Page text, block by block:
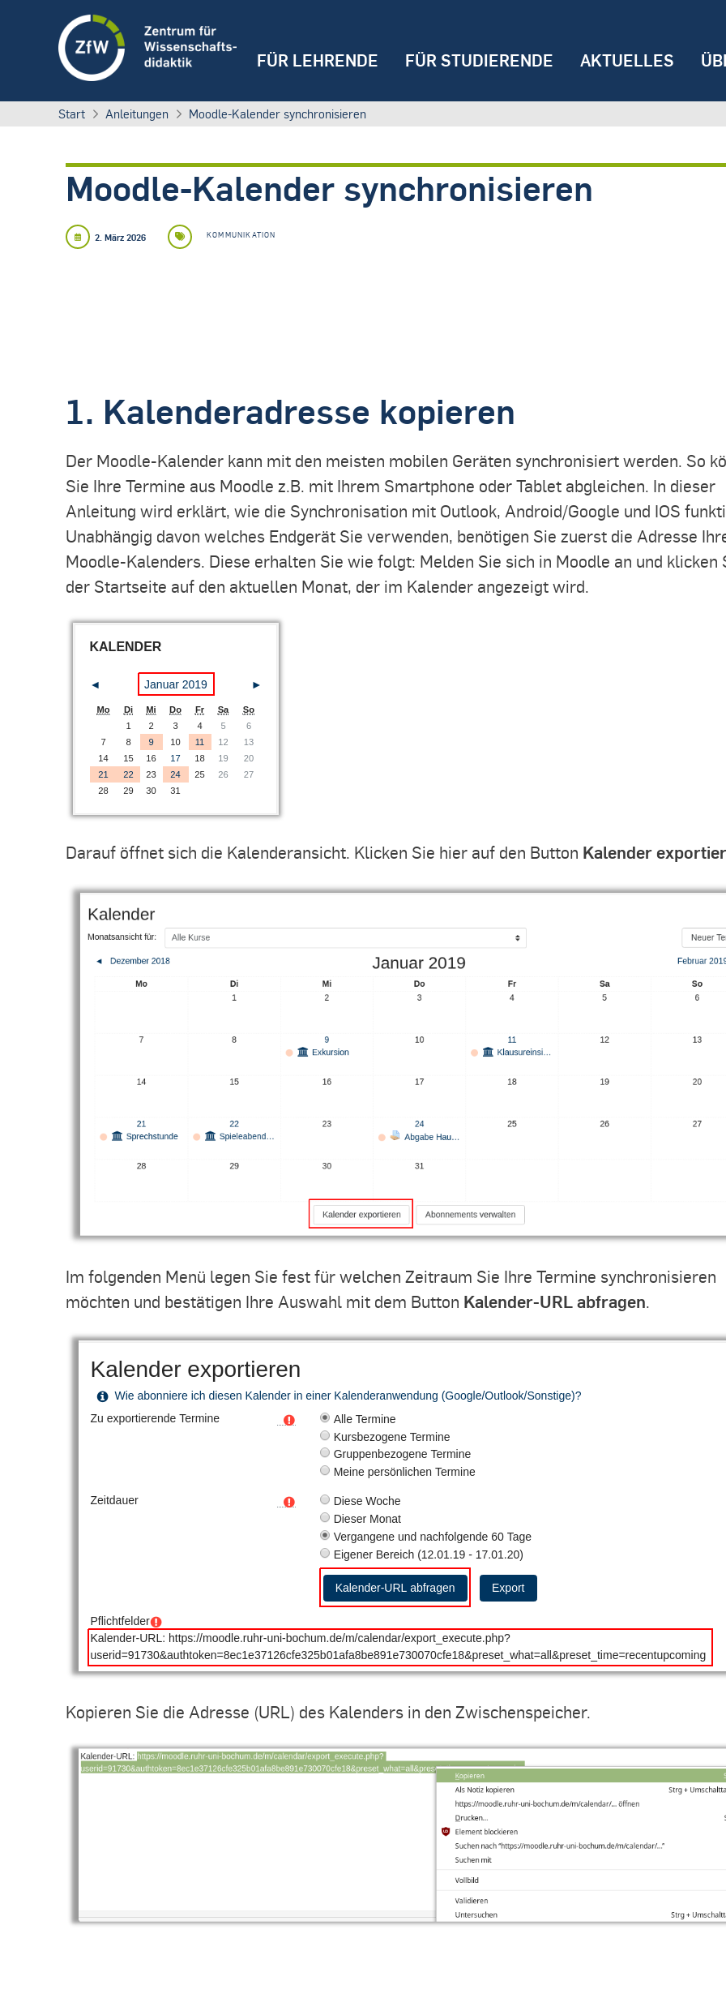
FÜR LEHRENDE FÜR STUDIERENDE AKTUELLES
Start Anleitungen Moodle-Kalender synchronisieren
Moodle-Kalender synchronisieren
2. März 2026 KOMMUNIKATION
1. Kalenderadresse kopieren
Der Moodle-Kalender kann mit den meisten mobilen Geräten synchronisiert werden. So
Sie Ihre Termine aus Moodle z.B. mit Ihrem Smartphone oder Tablet abgleichen. In dieser
Anleitung wird erklärt, wie die Synchronisation mit Outlook, Android/Google und IOS
Unabhängig davon welches Endgerät Sie verwenden, benötigen Sie zuerst die Adresse
Moodle-Kalenders. Diese erhalten Sie wie folgt: Melden Sie sich in Moodle an und klicken
der Startseite auf den aktuellen Monat, der im Kalender angezeigt wird.
Darauf öffnet sich die Kalenderansicht. Klicken Sie hier auf den Button Kalender
Im folgenden Menü legen Sie fest für welchen Zeitraum Sie Ihre Termine synchronisieren
möchten und bestätigen Ihre Auswahl mit dem Button Kalender-URL abfragen.
Kopieren Sie die Adresse (URL) des Kalenders in den Zwischenspeicher.